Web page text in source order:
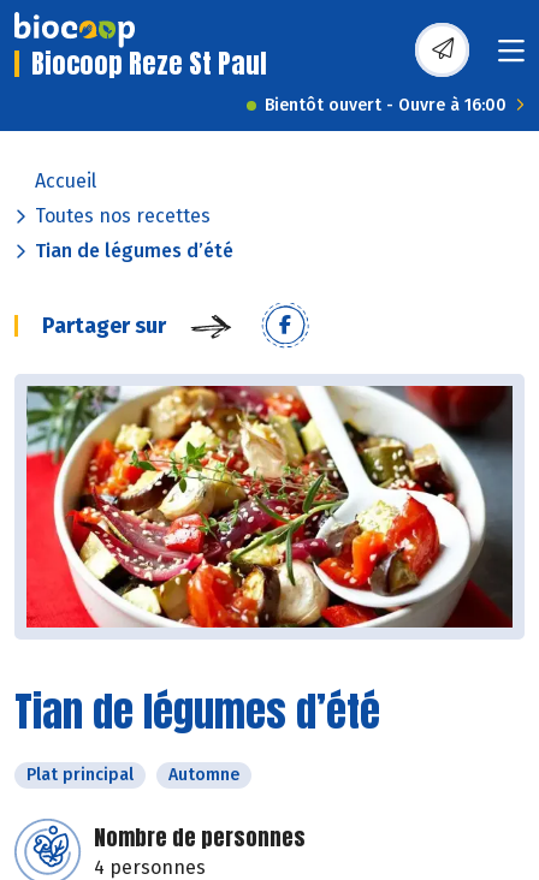
Biocoop Reze St Paul
Bientôt ouvert - Ouvre à 16:00
Accueil
Toutes nos recettes
Tian de légumes d’été
Partager sur
Tian de légumes d’été
Plat principal Automne
Nombre de personnes
4 personnes